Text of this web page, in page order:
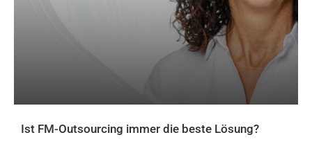
Ist FM-Outsourcing immer die beste Lösung?